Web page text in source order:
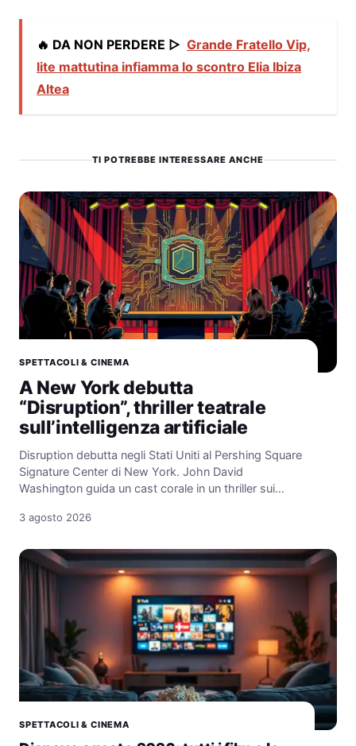
🔥 DA NON PERDERE ▷ Grande Fratello Vip,
lite mattutina infiamma lo scontro Elia Ibiza
Altea
TI POTREBBE INTERESSARE ANCHE
SPETTACOLI & CINEMA
A New York debutta
“Disruption”, thriller teatrale
sull’intelligenza artificiale
Disruption debutta negli Stati Uniti al Pershing Square
Signature Center di New York. John David
Washington guida un cast corale in un thriller sui…
3 agosto 2026
SPETTACOLI & CINEMA